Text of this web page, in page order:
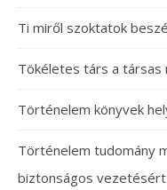
Ti miről szoktatok
Tökéletes társ a társas
Történelem könyvek
Történelem tudomány
biztonságos vezetésért